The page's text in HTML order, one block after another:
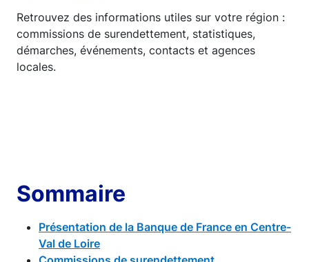
Retrouvez des informations utiles sur votre région :
commissions de surendettement, statistiques,
démarches, événements, contacts et agences
locales.
Sommaire
Présentation de la Banque de France en Centre-
Val de Loire